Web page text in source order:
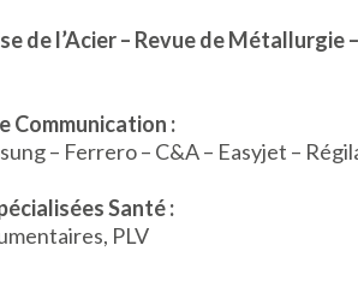
de l’Acier – Revue de
Communication :
– Ferrero – C&A – Easyjet –
Santé :
PLV